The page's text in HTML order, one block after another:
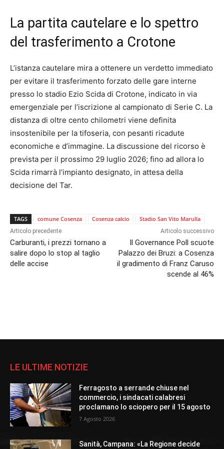
La partita cautelare e lo spettro
del trasferimento a Crotone
L’istanza cautelare mira a ottenere un verdetto immediato
per evitare il trasferimento forzato delle gare interne
presso lo stadio Ezio Scida di Crotone, indicato in via
emergenziale per l’iscrizione al campionato di Serie C. La
distanza di oltre cento chilometri viene definita
insostenibile per la tifoseria, con pesanti ricadute
economiche e d’immagine. La discussione del ricorso è
prevista per il prossimo 29 luglio 2026; fino ad allora lo
Scida rimarrà l’impianto designato, in attesa della
decisione del Tar.
TAGS comune Cosenza Cosenza calcio Stadio San Vito Marulla
Articolo precedente
Carburanti, i prezzi tornano a
salire dopo lo stop al taglio
delle accise
Articolo successivo
Il Governance Poll scuote
Palazzo dei Bruzi: a Cosenza
il gradimento di Franz Caruso
scende al 46%
LE ULTIME NOTIZIE
Ferragosto a serrande chiuse nel
commercio, i sindacati calabresi
proclamano lo sciopero per il 15 agosto
7 Agosto 2026
Sanità, Campana: «La Regione decide